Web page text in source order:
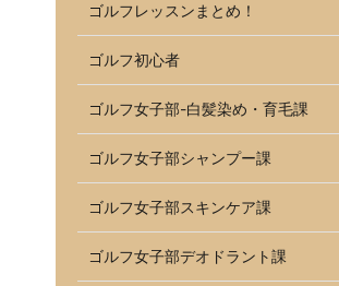
ゴルフレッスンまとめ！
ゴルフ初心者
ゴルフ女子部-白髪染め・育毛課
ゴルフ女子部シャンプー課
ゴルフ女子部スキンケア課
ゴルフ女子部デオドラント課